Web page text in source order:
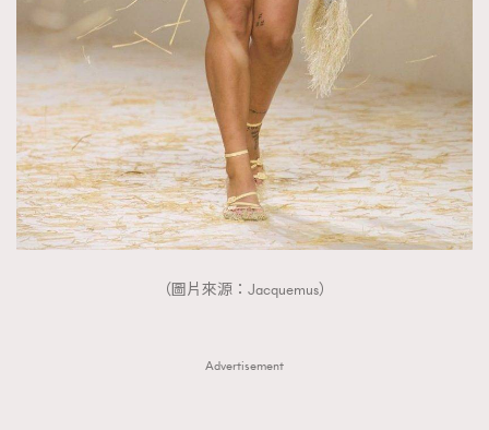
（圖片來源：Jacquemus）
Advertisement